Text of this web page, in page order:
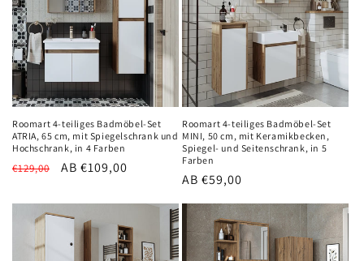
Roomart 4-teiliges Badmöbel-Set
ATRIA, 65 cm, mit Spiegelschrank und
Hochschrank, in 4 Farben
Normaler
€129,00 Verkaufspreis
AB €109,00
Roomart 4-teiliges Badmöbel-Set
MINI, 50 cm, mit Keramikbecken,
Spiegel- und Seitenschrank, in 5
Farben
Normaler
AB €59,00